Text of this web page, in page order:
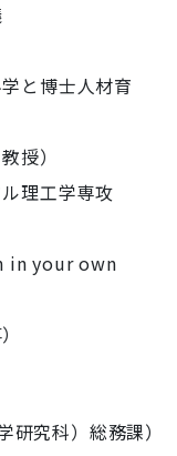
博士人材育
）
学専攻
your own
研究科）総務課）